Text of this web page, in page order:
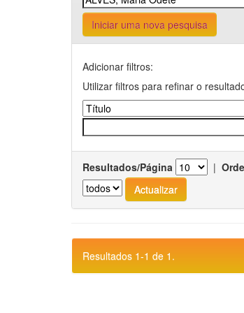
Iniciar uma nova pesquisa
Adicionar filtros:
Utilizar filtros para refinar o
Resultados/Página |
Resultados 1-1 de 1.